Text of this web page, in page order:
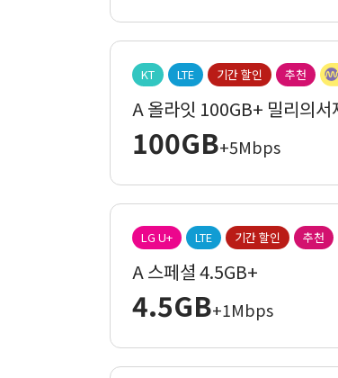
KT LTE 기간 할인 추천
A 올라잇 100GB+ 밀리의
100GB+5Mbps
LG U+ LTE 기간 할인 추천
A 스페셜 4.5GB+
4.5GB+1Mbps